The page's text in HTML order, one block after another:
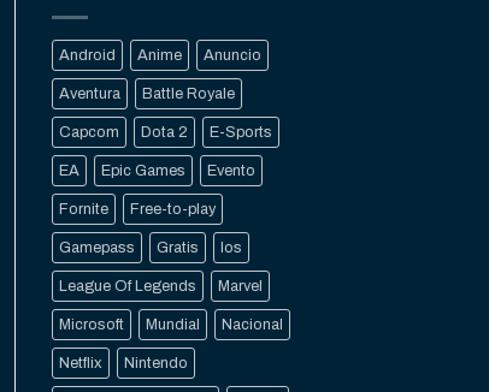
Android Anime Anuncio
Aventura Battle Royale
Capcom Dota 2 E-Sports
EA Epic Games Evento
Fornite Free-to-play
Gamepass Gratis Ios
League Of Legends Marvel
Microsoft Mundial Nacional
Netflix Nintendo